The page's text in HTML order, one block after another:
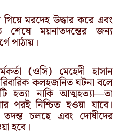
মরদেহ উদ্ধার করে এবং
শেষে ময়নাতদন্তের জন্য
পাঠায়।
(ওসি) মেহেদী হাসান
কলহজনিত ঘটনা বলে
হত্যা নাকি আত্মহত্যা—তা
পরই নিশ্চিত হওয়া যাবে।
চলছে এবং দোষীদের
হবে।